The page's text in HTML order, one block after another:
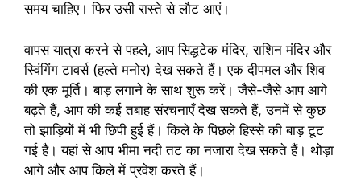
समय चाहिए। फिर उसी रास्ते से लौट आएं।
वापस यात्रा करने से पहले, आप सिद्धटेक मंदिर, राशिन मंदिर और
स्विंगिंग टावर्स (हल्ते मनोर) देख सकते हैं। एक दीपमल और शिव
की एक मूर्ति। बाड़ लगाने के साथ शुरू करें। जैसे-जैसे आप आगे
बढ़ते हैं, आप की कई तबाह संरचनाएँ देख सकते हैं, उनमें से कुछ
तो झाड़ियों में भी छिपी हुई हैं। किले के पिछले हिस्से की बाड़ टूट
गई है। यहां से आप भीमा नदी तट का नजारा देख सकते हैं। थोड़ा
आगे और आप किले में प्रवेश करते हैं।